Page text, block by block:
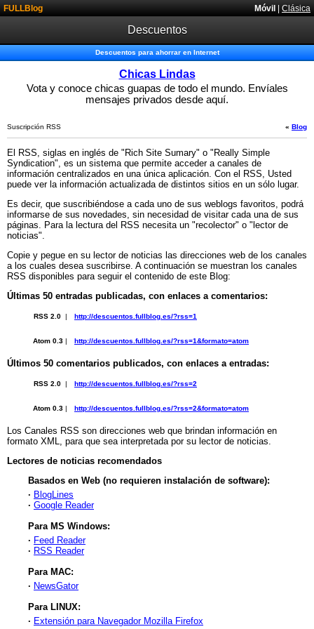
Móvil | Clásica
FULLBlog
Descuentos
Descuentos para ahorrar en Internet
Chicas Lindas
Vota y conoce chicas guapas de todo el mundo. Envíales
mensajes privados desde aquí.
« Blog
Suscripción RSS
El RSS, siglas en inglés de "Rich Site Sumary" o "Really Simple
Syndication", es un sistema que permite acceder a canales de
información centralizados en una única aplicación. Con el RSS, Usted
puede ver la información actualizada de distintos sitios en un sólo lugar.
Es decir, que suscribiéndose a cada uno de sus weblogs favoritos, podrá
informarse de sus novedades, sin necesidad de visitar cada una de sus
páginas. Para la lectura del RSS necesita un "recolector" o "lector de
noticias".
Copie y pegue en su lector de noticias las direcciones web de los canales
a los cuales desea suscribirse. A continuación se muestran los canales
RSS disponibles para seguir el contenido de este Blog:
Últimas 50 entradas publicadas, con enlaces a comentarios:
RSS 2.0 | http://descuentos.fullblog.es/?rss=1
Atom 0.3 | http://descuentos.fullblog.es/?rss=1&formato=atom
Últimos 50 comentarios publicados, con enlaces a entradas:
RSS 2.0 | http://descuentos.fullblog.es/?rss=2
Atom 0.3 | http://descuentos.fullblog.es/?rss=2&formato=atom
Los Canales RSS son direcciones web que brindan información en
formato XML, para que sea interpretada por su lector de noticias.
Lectores de noticias recomendados
Basados en Web (no requieren instalación de software):
· BlogLines
· Google Reader
Para MS Windows:
· Feed Reader
· RSS Reader
Para MAC:
· NewsGator
Para LINUX:
· Extensión para Navegador Mozilla Firefox